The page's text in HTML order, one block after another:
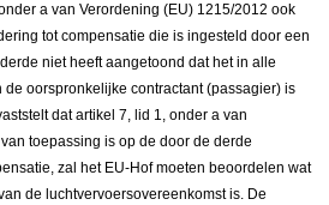
a van Verordening (EU) 1215/2012 ook
tot compensatie die is ingesteld door een
niet heeft aangetoond dat het in alle
oorspronkelijke contractant (passagier) is
dat artikel 7, lid 1, onder a van
toepassing is op de door de derde
zal het EU-Hof moeten beoordelen wat
de luchtvervoersovereenkomst is. De